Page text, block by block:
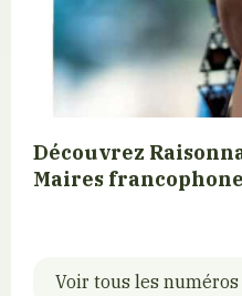
Découvrez
Maires
Voir tous les numéros